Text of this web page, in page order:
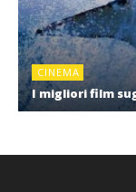
CINEMA
I migliori film